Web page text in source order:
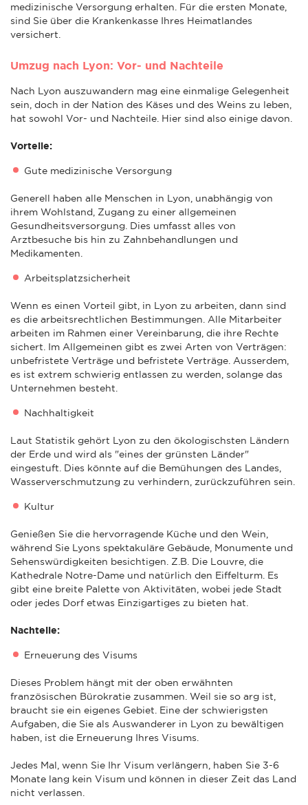
medizinische Versorgung erhalten. Für die ersten Monate,
sind Sie über die Krankenkasse Ihres Heimatlandes
versichert.
Umzug nach Lyon: Vor- und Nachteile
Nach Lyon auszuwandern mag eine einmalige Gelegenheit
sein, doch in der Nation des Käses und des Weins zu leben,
hat sowohl Vor- und Nachteile. Hier sind also einige davon.
Vorteile:
Gute medizinische Versorgung
Generell haben alle Menschen in Lyon, unabhängig von
ihrem Wohlstand, Zugang zu einer allgemeinen
Gesundheitsversorgung. Dies umfasst alles von
Arztbesuche bis hin zu Zahnbehandlungen und
Medikamenten.
Arbeitsplatzsicherheit
Wenn es einen Vorteil gibt, in Lyon zu arbeiten, dann sind
es die arbeitsrechtlichen Bestimmungen. Alle Mitarbeiter
arbeiten im Rahmen einer Vereinbarung, die ihre Rechte
sichert. Im Allgemeinen gibt es zwei Arten von Verträgen:
unbefristete Verträge und befristete Verträge. Ausserdem,
es ist extrem schwierig entlassen zu werden, solange das
Unternehmen besteht.
Nachhaltigkeit
Laut Statistik gehört Lyon zu den ökologischsten Ländern
der Erde und wird als "eines der grünsten Länder"
eingestuft. Dies könnte auf die Bemühungen des Landes,
Wasserverschmutzung zu verhindern, zurückzuführen sein.
Kultur
Genießen Sie die hervorragende Küche und den Wein,
während Sie Lyons spektakuläre Gebäude, Monumente und
Sehenswürdigkeiten besichtigen. Z.B. Die Louvre, die
Kathedrale Notre-Dame und natürlich den Eiffelturm. Es
gibt eine breite Palette von Aktivitäten, wobei jede Stadt
oder jedes Dorf etwas Einzigartiges zu bieten hat.
Nachteile:
Erneuerung des Visums
Dieses Problem hängt mit der oben erwähnten
französischen Bürokratie zusammen. Weil sie so arg ist,
braucht sie ein eigenes Gebiet. Eine der schwierigsten
Aufgaben, die Sie als Auswanderer in Lyon zu bewältigen
haben, ist die Erneuerung Ihres Visums.
Jedes Mal, wenn Sie Ihr Visum verlängern, haben Sie 3-6
Monate lang kein Visum und können in dieser Zeit das Land
nicht verlassen.